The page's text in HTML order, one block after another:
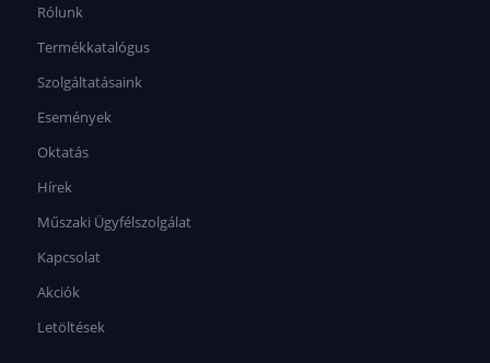
Rólunk
Termékkatalógus
Szolgáltatásaink
Események
Oktatás
Hírek
Műszaki Ügyfélszolgálat
Kapcsolat
Akciók
Letöltések